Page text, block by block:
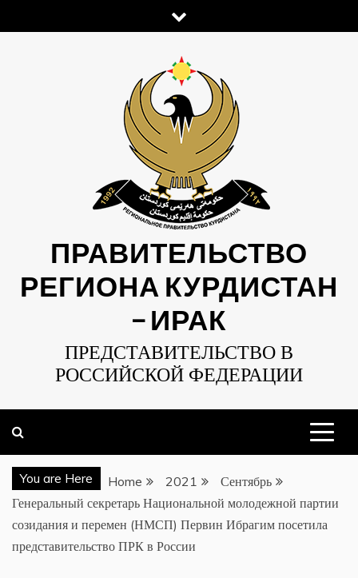
to
ПРАВИТЕЛЬСТВО
РЕГИОНА КУРДИСТАН
— ИРАК
ПРЕДСТАВИТЕЛЬСТВО В
РОССИЙСКОЙ ФЕДЕРАЦИИ
You are Here Home 2021
Сентябрь
Генеральный секретарь Национальной молодежной партии
созидания и перемен (НМСП) Первин Ибрагим посетила
представительство ПРК в России